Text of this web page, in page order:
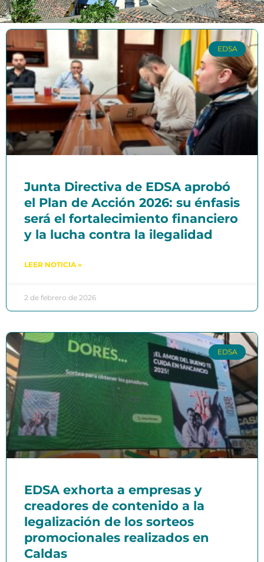
EDSA
Junta Directiva de EDSA aprobó
el Plan de Acción 2026: su énfasis
será el fortalecimiento financiero
y la lucha contra la ilegalidad
LEER NOTICIA »
2 de febrero de 2026
EDSA
EDSA exhorta a empresas y
creadores de contenido a la
legalización de los sorteos
promocionales realizados en
Caldas